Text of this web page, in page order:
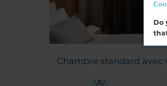
Chambre standard avec
Do